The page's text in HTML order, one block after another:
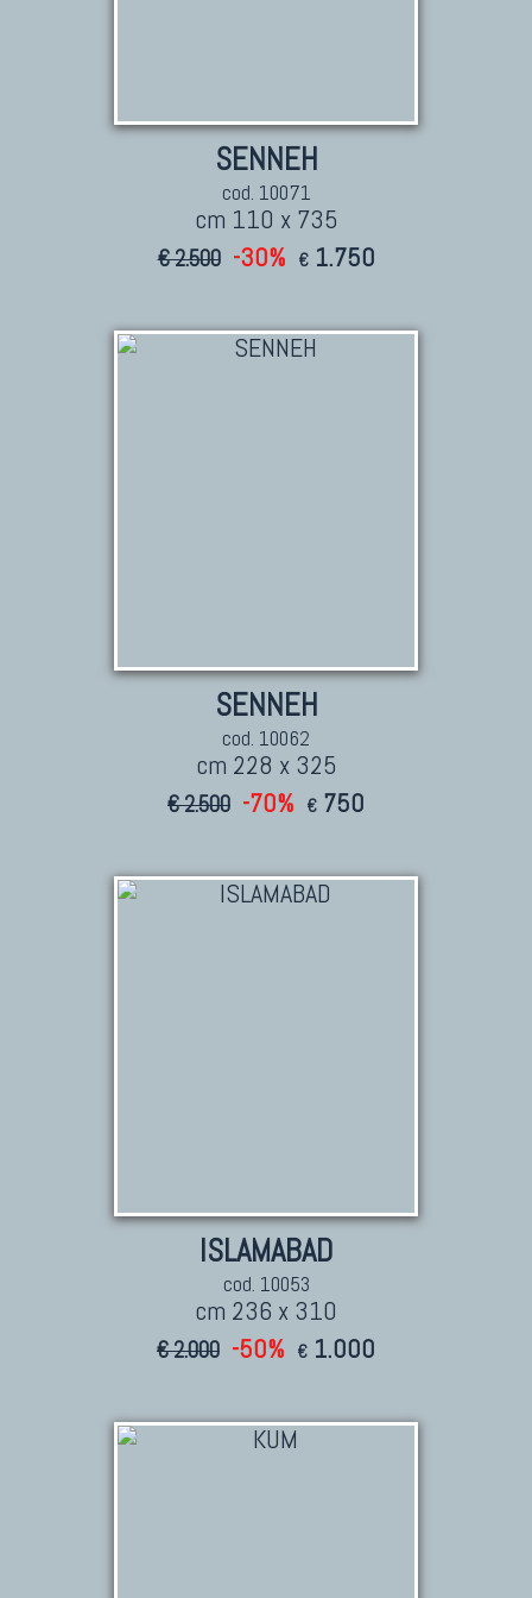
Kilim Nuovi
Nuovissimi Kilim India
Tappeti Turchi Vecchi E Nuovi
SENNEH
cod. 10071
cm 110 x 735
€ 2.500 -30% € 1.750
SENNEH
cod. 10062
cm 228 x 325
€ 2.500 -70% € 750
ISLAMABAD
cod. 10053
cm 236 x 310
€ 2.000 -50% € 1.000